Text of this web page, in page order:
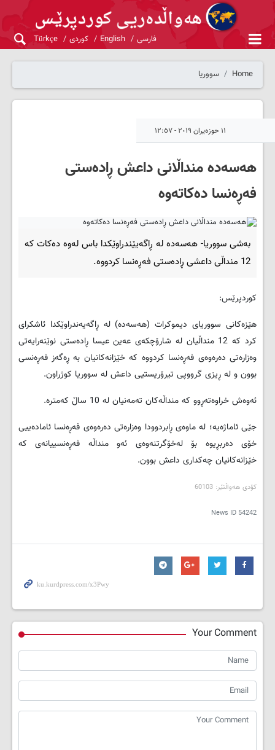
فارسی English کوردی Türkçe
Home سووریا
١١ حوزەیران ٢٠١٩ - ١٢:٥٧
ھه‌سه‌ده‌ منداڵانی داعش ڕاده‌ستی
فه‌ڕه‌نسا ده‌كاته‌وه‌
به‌شی سووریا- هه‌سه‌ده‌ له‌ ڕاگه‌یێندراوێکدا باس له‌وه‌ ده‌کات که‌
12 منداڵی داعشی ڕاده‌ستی فه‌ڕه‌نسا كردووه.
کوردپرێس:
ھێزه‌كانی سووریای دیموكرات (هه‌سه‌ده‌) له‌ ڕاگه‌یه‌ندراوێكدا ئاشكرای
كرد که‌ 12 منداڵیان له‌ شارۆچكه‌ی عه‌ین عیسا ڕاده‌ستی نوێنه‌رایه‌تی
وه‌زاره‌تی ده‌ره‌وه‌ی فه‌ڕه‌نسا كردو‌وه‌ كه‌ خێزانه‌كانیان به‌ ڕه‌گه‌ز فه‌ڕه‌نسی
بوون و له‌ ڕیزی گرووپی تیرۆریستیی داعش له‌ سووریا كوژراون.
ئه‌وه‌ش خراوه‌ته‌ڕوو كه‌ منداڵه‌كان ته‌مه‌نیان له‌ 10 ساڵ كه‌متره‌.
جێی ئاماژه‌یه‌؛ له‌ ماوه‌ی ڕابردوودا وه‌زاره‌تی ده‌ره‌وه‌ی فه‌ڕه‌نسا ئاماده‌ییی
خۆی ده‌ربڕیوه‌ بۆ له‌خۆگرتنه‌وه‌ی ئه‌و منداڵه‌ فه‌ڕه‌نسییانه‌ی كه‌
خێزانه‌كانیان چه‌كداری داعش بوون.
کۆدی هه‌واڵنێر: 60103
News ID 54242
Your Comment